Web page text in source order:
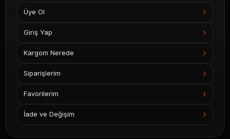
Üye Ol
Giriş Yap
Kargom Nerede
Siparişlerim
Favorilerim
İade ve Değişim